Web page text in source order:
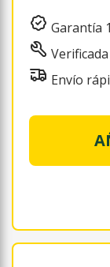
Garantía
Envío